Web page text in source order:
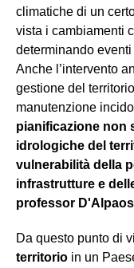
climatiche di un
vista i cambiamenti
determinando
Anche l’intervento
gestione del
manutenzione
pianificazione non
idrologiche del
vulnerabilità della
infrastrutture e
professor
Da questo punto di
territorio in un